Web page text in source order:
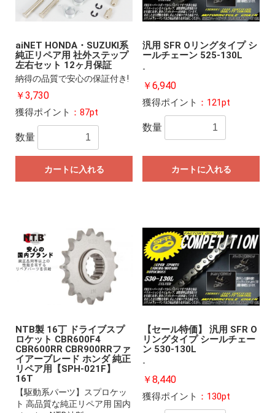
aiNET HONDA・SUZUKI系
純正リペア用 社外ステップ
左右セット 12ヶ月保証
納得の品質で安心の保証付き!
￥3,730
獲得ポイント ：87pt
数量
カートに入れる
汎用 SFR Oリングタイプ シ
ールチェーン 525-130L
-
￥6,940
獲得ポイント ：121pt
数量
カートに入れる
NTB製 16丁 ドライブスプ
ロケット CBR600F4
CBR600RR CBR900RRファ
イアーブレード ホンダ 純正
リペア用【SPH-021F】
16T
【駆動系パーツ】スプロケッ
ト 高品質な純正リペア用 国内
【セール特価】 汎用 SFR O
リングタイプ シールチェー
ン 530-130L
-
￥8,440
獲得ポイント ：130pt